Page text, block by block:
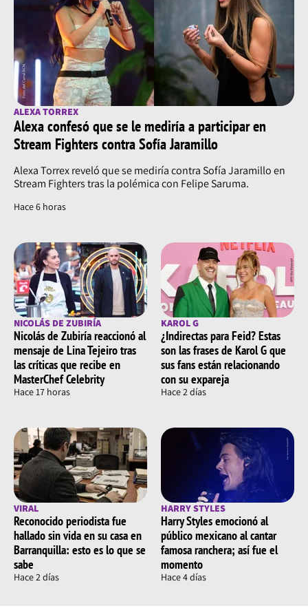
ALEXA TORREX
Alexa confesó que se le mediría a participar en
Stream Fighters contra Sofía Jaramillo
Alexa Torrex reveló que se mediría contra Sofía Jaramillo en
Stream Fighters tras la polémica con Felipe Saruma.
Hace 6 horas
NICOLÁS DE ZUBIRÍA
Nicolás de Zubiría reaccionó al
mensaje de Lina Tejeiro tras
las críticas que recibe en
MasterChef Celebrity
Hace 17 horas
KAROL G
¿Indirectas para Feid? Estas
son las frases de Karol G que
sus fans están relacionando
con su expareja
Hace 2 días
VIRAL
Reconocido periodista fue
hallado sin vida en su casa en
Barranquilla: esto es lo que se
sabe
Hace 2 días
HARRY STYLES
Harry Styles emocionó al
público mexicano al cantar
famosa ranchera; así fue el
momento
Hace 4 días